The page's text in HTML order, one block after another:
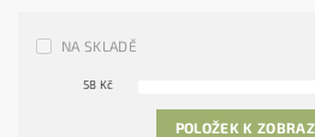
NA SKLADĚ
58 Kč
POLOŽEK K